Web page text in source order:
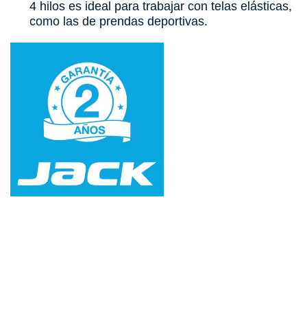
4 hilos es ideal para trabajar con telas elásticas,
como las de prendas deportivas.